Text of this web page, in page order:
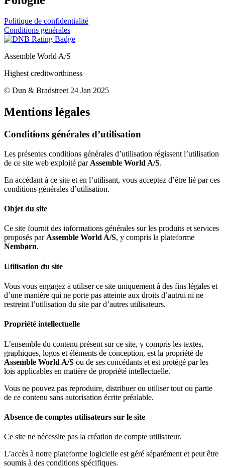
Politique de confidentialité
Conditions générales
Assemble World A/S
Highest creditworthiness
© Dun & Bradstreet 24 Jan 2025
Mentions légales
Conditions générales d’utilisation
Les présentes conditions générales d’utilisation régissent l’utilisation
de ce site web exploité par Assemble World A/S.
En accédant à ce site et en l’utilisant, vous acceptez d’être lié par ces
conditions générales d’utilisation.
Objet du site
Ce site fournit des informations générales sur les produits et services
proposés parAssemble World A/S, y compris la plateforme
Nembørn.
Utilisation du site
Vous vous engagez à utiliser ce site uniquement à des fins légales et
d’une manière qui ne porte pas atteinte aux droits d’autrui ni ne
restreint l’utilisation du site par d’autres utilisateurs.
Propriété intellectuelle
L’ensemble du contenu présent sur ce site, y compris les textes,
graphiques, logos et éléments de conception, est la propriété de
Assemble World A/S ou de ses concédants et est protégé par les
lois applicables en matière de propriété intellectuelle.
Vous ne pouvez pas reproduire, distribuer ou utiliser tout ou partie
de ce contenu sans autorisation écrite préalable.
Absence de comptes utilisateurs sur le site
Ce site ne nécessite pas la création de compte utilisateur.
L’accès à notre plateforme logicielle est géré séparément et peut être
soumis à des conditions spécifiques.